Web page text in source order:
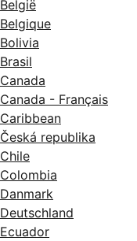
België
Belgique
Bolivia
Brasil
Canada
Canada - Français
Caribbean
Česká republika
Chile
Colombia
Danmark
Deutschland
Ecuador